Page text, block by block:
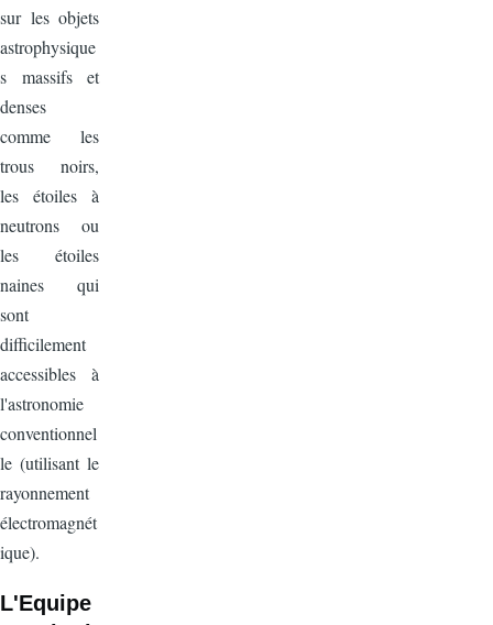
sur les objets
astrophysique
s massifs et
denses
comme les
trous noirs,
les étoiles à
neutrons ou
les étoiles
naines qui
sont
difficilement
accessibles à
l'astronomie
conventionnel
le (utilisant le
rayonnement
électromagnét
ique).
L'Equipe